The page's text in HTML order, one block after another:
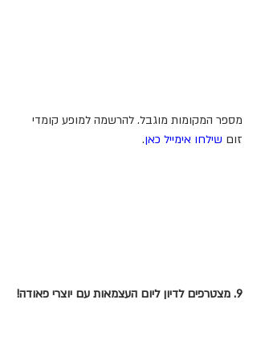
מספר המקומות מוגבל. להרשמה למופע קומדי
זום שילחו אימייל כאן.
9. מצטרפים לדיון ליום העצמאות עם יוצרי פאודה!